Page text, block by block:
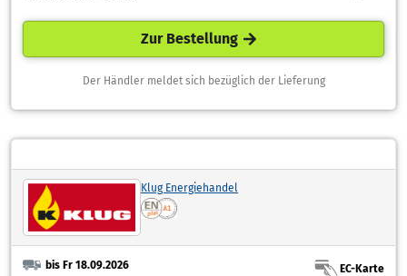
Zur Bestellung
Der Händler meldet sich bezüglich der Lieferung
Klug Energiehandel
bis Fr 18.09.2026
EC-Karte